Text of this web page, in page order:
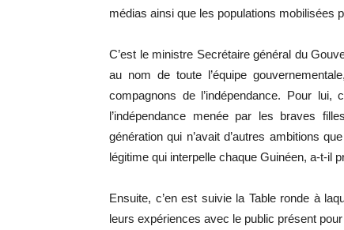
médias ainsi que les populations mobilisées
C’est le ministre Secrétaire général du
au nom de toute l’équipe
compagnons de l’indépendance. Pour
l’indépendance menée par les braves
génération qui n’avait d’autres ambitions
légitime qui interpelle chaque Guinéen, a-t-il
Ensuite, c’en est suivie la Table ronde à
leurs expériences avec le public présent